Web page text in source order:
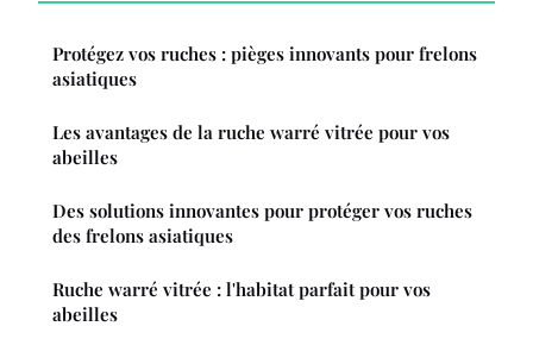
Protégez vos ruches : pièges innovants pour frelons
asiatiques
Les avantages de la ruche warré vitrée pour vos
abeilles
Des solutions innovantes pour protéger vos ruches
des frelons asiatiques
Ruche warré vitrée : l'habitat parfait pour vos
abeilles